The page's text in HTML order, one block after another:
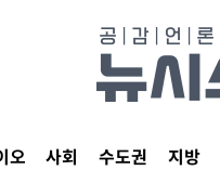
오 사회 수도권 지방